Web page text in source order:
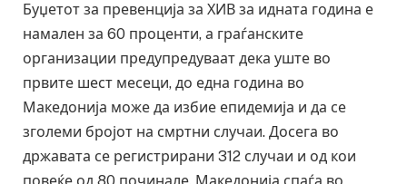
Буџетот за превенција за ХИВ за идната година е
намален за 60 проценти, а граѓанските
организации предупредуваат дека уште во
првите шест месеци, до една година во
Македонија може да избие епидемија и да се
зголеми бројот на смртни случаи. Досега во
државата се регистрирани 312 случаи и од кои